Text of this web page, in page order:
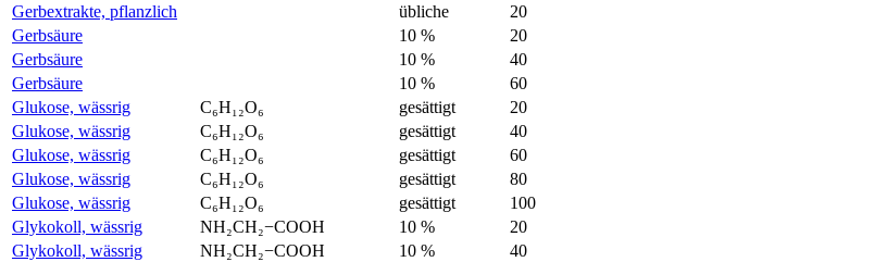
Gerbextrakte, pflanzlich
übliche
20
Gerbsäure
10 %
20
Gerbsäure
10 %
40
Gerbsäure
10 %
60
Glukose, wässrig
C₆H₁₂O₆ gesättigt
20
Glukose, wässrig
C₆H₁₂O₆ gesättigt
40
Glukose, wässrig
C₆H₁₂O₆ gesättigt
60
Glukose, wässrig
C₆H₁₂O₆ gesättigt
80
Glukose, wässrig
C₆H₁₂O₆ gesättigt
100
Glykokoll, wässrig
NH₂CH₂−COOH 10 %
20
Glykokoll, wässrig
NH₂CH₂−COOH 10 %
40